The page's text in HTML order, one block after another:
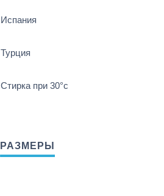
Испания
Турция
Стирка при 30°c